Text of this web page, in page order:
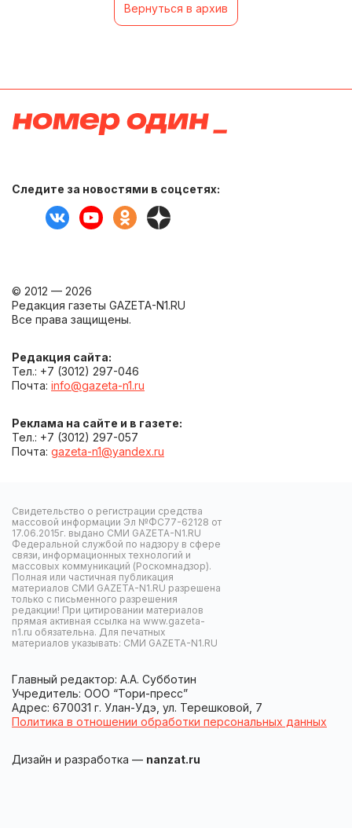
Вернуться в архив
Следите за новостями в соцсетях:
© 2012 — 2026
Редакция газеты GAZETA-N1.RU
Все права защищены.
Редакция сайта:
Тел.: +7 (3012) 297-046
Почта: info@gazeta-n1.ru
Реклама на сайте и в газете:
Тел.: +7 (3012) 297-057
Почта: gazeta-n1@yandex.ru
Свидетельство о регистрации средства
массовой информации Эл №ФС77-62128 от
17.06.2015г. выдано СМИ GAZETA-N1.RU
Федеральной службой по надзору в сфере
связи, информационных технологий и
массовых коммуникаций (Роскомнадзор).
Полная или частичная публикация
материалов СМИ GAZETA-N1.RU разрешена
только с письменного разрешения
редакции! При цитировании материалов
прямая активная ссылка на www.gazeta-
n1.ru обязательна. Для печатных
материалов указывать: СМИ GAZETA-N1.RU
Главный редактор: А.А. Субботин
Учредитель: ООО “Тори-пресс”
Адрес: 670031 г. Улан-Удэ, ул. Терешковой, 7
Политика в отношении обработки персональных данных
Дизайн и разработка — nanzat.ru